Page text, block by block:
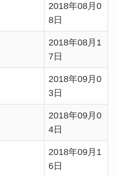
2018年08月0
8日
2018年08月1
7日
2018年09月0
3日
2018年09月0
4日
2018年09月1
6日